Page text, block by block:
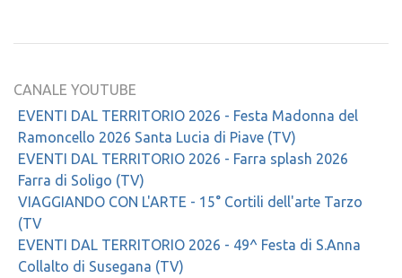
CANALE YOUTUBE
EVENTI DAL TERRITORIO 2026 - Festa Madonna del
Ramoncello 2026 Santa Lucia di Piave (TV)
EVENTI DAL TERRITORIO 2026 - Farra splash 2026
Farra di Soligo (TV)
VIAGGIANDO CON L'ARTE - 15° Cortili dell'arte Tarzo
(TV
EVENTI DAL TERRITORIO 2026 - 49^ Festa di S.Anna
Collalto di Susegana (TV)